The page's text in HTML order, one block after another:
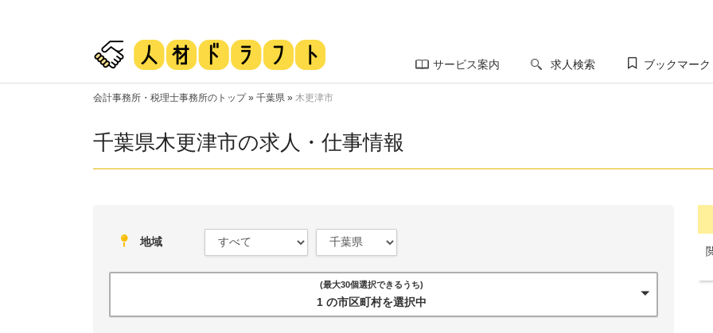
サービス案内 求人検索 ブックマーク
会計事務所・税理士事務所のトップ» 千葉県 » 木更津市
千葉県木更津市の求人・仕事情報
地域
(最大30個選択できるうち)
1 の市区町村を選択中